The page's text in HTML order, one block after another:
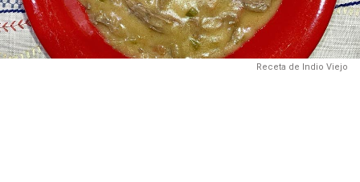
Receta de Indio Viejo